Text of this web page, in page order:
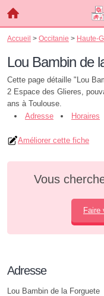
Accueil > Occitanie > Haute-
Lou Bambin de
Cette page détaille "Lou
2 Espace des Glieres,
ans à Toulouse.
Adresse
Horaires
Améliorer cette fiche
Vous
Faire
Adresse
Lou Bambin de la Forguete